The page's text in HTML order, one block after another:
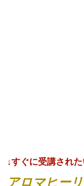
↓​すぐに受講され
アロマヒー